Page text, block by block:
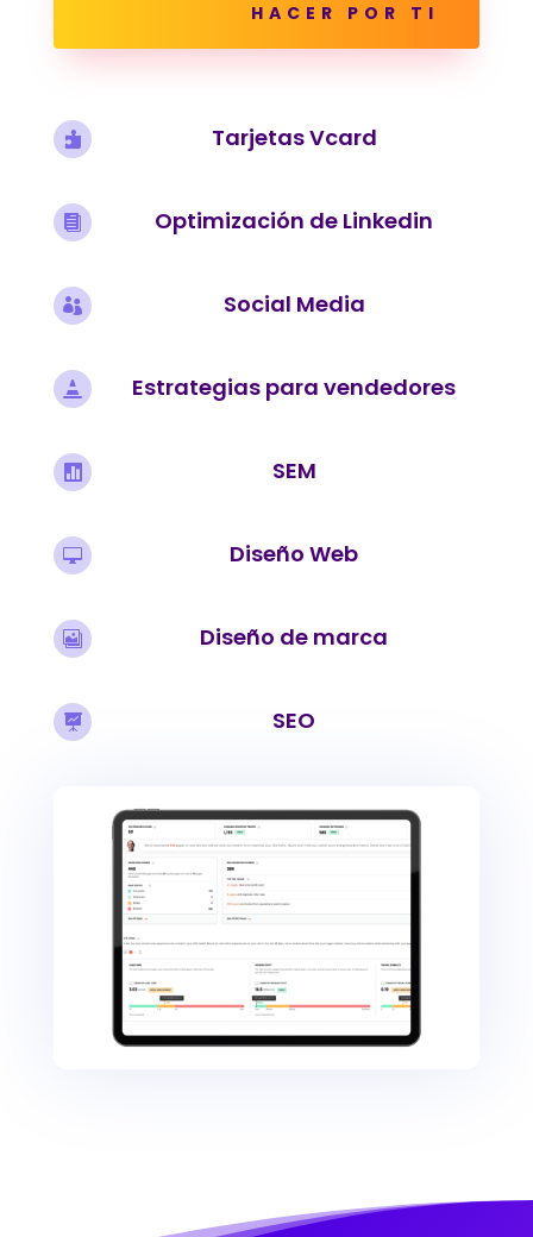
HACER POR TI
 Tarjetas Vcard
 Optimización de Linkedin
 Social Media
 Estrategias para vendedores
 SEM
 Diseño Web
 Diseño de marca
 SEO